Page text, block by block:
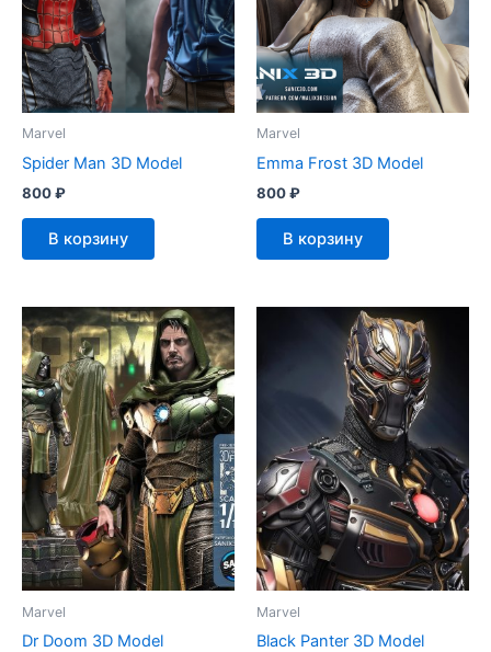
Marvel
Spider Man 3D Model
800₽
В корзину
Marvel
Emma Frost 3D Model
800₽
В корзину
Marvel
Dr Doom 3D Model
Marvel
Black Panter 3D Model